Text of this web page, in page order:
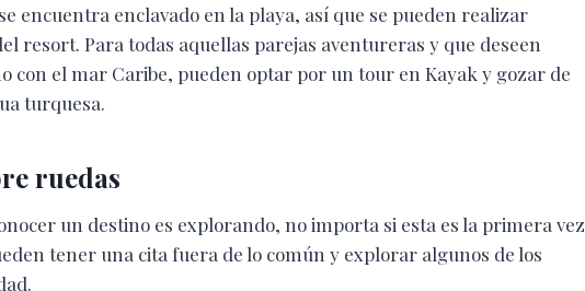
encuentra enclavado en la playa, así que se pueden realizar
resort. Para todas aquellas parejas aventureras y que deseen
con el mar Caribe, pueden optar por un tour en Kayak y gozar de
turquesa.
ruedas
un destino es explorando, no importa si esta es la primera vez
tener una cita fuera de lo común y explorar algunos de los